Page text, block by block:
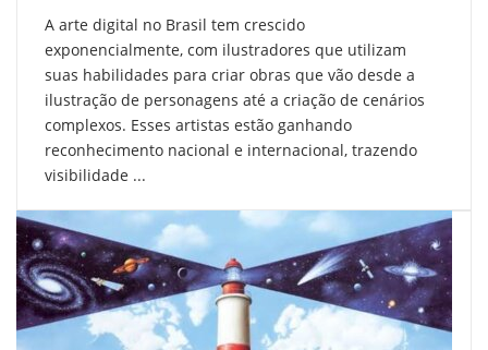
A arte digital no Brasil tem crescido
exponencialmente, com ilustradores que utilizam
suas habilidades para criar obras que vão desde a
ilustração de personagens até a criação de cenários
complexos. Esses artistas estão ganhando
reconhecimento nacional e internacional, trazendo
visibilidade ...